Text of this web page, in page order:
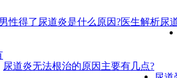
男性得了尿道炎是什么原因?医生解析尿
尿道炎无法根治的原因主要有几点?